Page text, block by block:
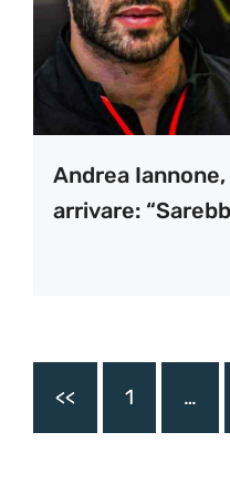
Andrea
arrivare:
<< 1 …